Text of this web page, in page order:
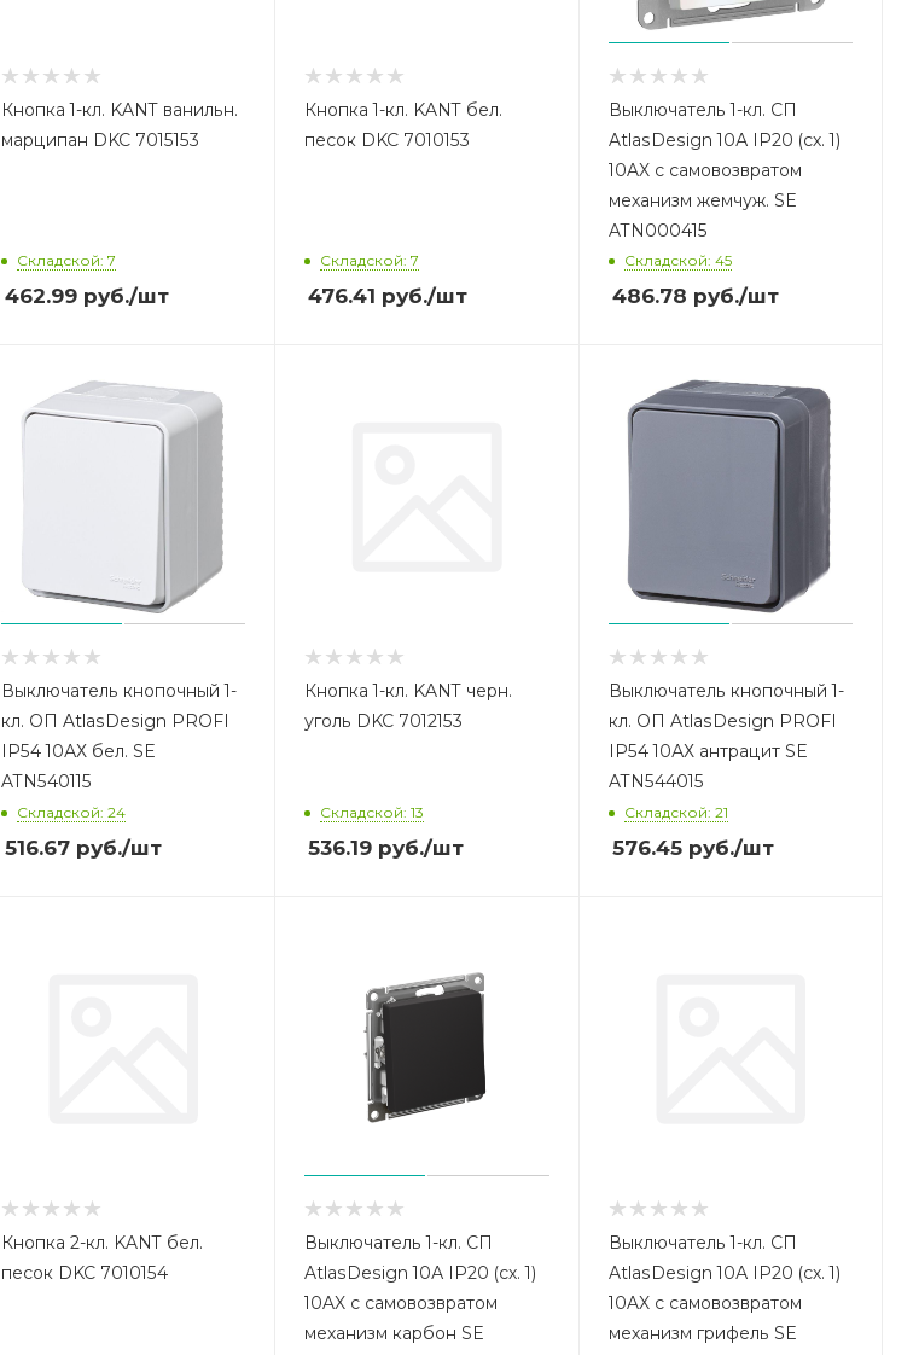
Кнопка 1-кл. KANT ванильн.
марципан DKC 7015153
Складской: 7
462.99руб./шт
Кнопка 1-кл. KANT бел.
песок DKC 7010153
Складской: 7
476.41 руб./шт
Выключатель 1-кл. СП
AtlasDesign 10А IP20 (сх. 1)
10AX с самовозвратом
механизм жемчуж. SE
ATN000415
Складской: 45
486.78 руб./шт
Выключатель кнопочный 1-
кл. ОП AtlasDesign PROFI
IP54 10АХ бел. SE
ATN540115
Складской: 24
516.67руб./шт
Кнопка 1-кл. KANT черн.
уголь DKC 7012153
Складской: 13
536.19 руб./шт
Выключатель кнопочный 1-
кл. ОП AtlasDesign PROFI
IP54 10АХ антрацит SE
ATN544015
Складской: 21
576.45руб./шт
Кнопка 2-кл. KANT бел.
песок DKC 7010154
Выключатель 1-кл. СП
AtlasDesign 10А IP20 (сх. 1)
10AX с самовозвратом
механизм карбон SE
Выключатель 1-кл. СП
AtlasDesign 10А IP20 (сх. 1)
10AX с самовозвратом
механизм грифель SE